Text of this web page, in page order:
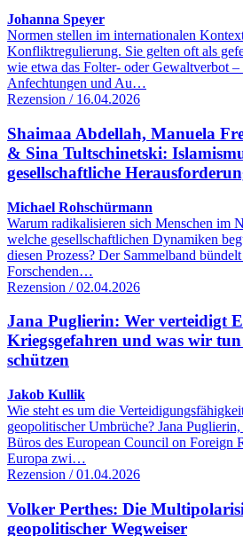
Johanna Speyer
Normen stellen im internationalen
Konfliktregulierung. Sie gelten oft als
wie etwa das Folter- oder Gewaltverbot –
Anfechtungen und Au…
Rezension / 16.04.2026
Shaimaa Abdellah, Manuela
& Sina Tultschinetski:
gesellschaftliche
Michael Rohschürmann
Warum radikalisieren sich Menschen im
welche gesellschaftlichen Dynamiken
diesen Prozess? Der Sammelband
Forschenden…
Rezension / 02.04.2026
Jana Puglierin: Wer verteidigt
Kriegsgefahren und was wir tun
schützen
Jakob Kullik
Wie steht es um die
geopolitischer Umbrüche? Jana
Büros des European Council on Foreign
Europa zwi…
Rezension / 01.04.2026
Volker Perthes: Die
geopolitischer Wegweiser